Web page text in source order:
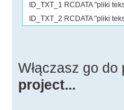
ID_TXT_1 RCDATA "pliki
ID_TXT_2 RCDATA "pliki
Włączasz go
project...